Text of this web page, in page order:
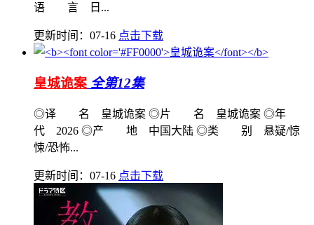
语 言 日...
更新时间：07-16 点击下载
皇城诡案 全第12集
◎译 名 皇城诡案 ◎片 名 皇城诡案 ◎年
代 2026 ◎产 地 中国大陆 ◎类 别 悬疑/惊
悚/恐怖...
更新时间：07-16 点击下载